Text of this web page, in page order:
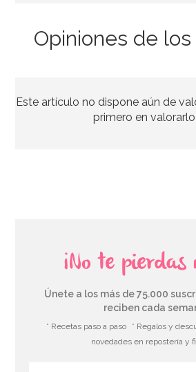
Opiniones de
Este artículo no dispone aún de
primero en
¡No te
Únete a los más de 75.000
reciben cada
* Recetas paso a paso * Regalos y
novedades en repostería y